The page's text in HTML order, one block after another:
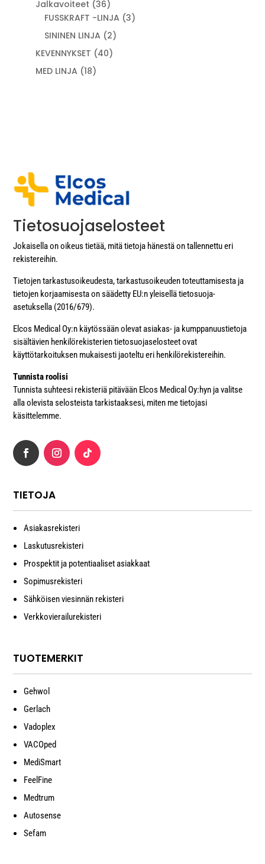
Jalkavoiteet 3636
tuotetta
FUSSKRAFT -LINJA 33
SININEN LINJA 22
tuotetta
KEVENNYKSET 4040
MED LINJA 1818
Tietosuojaselosteet
Jokaisella on oikeus tietää, mitä tietoja hänestä on tallennettu eri
rekistereihin.
Tietojen tarkastusoikeudesta, tarkastusoikeuden toteuttamisesta ja
tietojen korjaamisesta on säädetty EU:n yleisellä tietosuoja-
asetuksella (2016/679).
Elcos Medical Oy:n käytössään olevat asiakas- ja kumppanuustietoja
sisältävien henkilörekisterien tietosuojaselosteet ovat
käyttötarkoituksen mukaisesti jaoteltu eri henkilörekistereihin.
Tunnista roolisi
Tunnista suhteesi rekisteriä pitävään Elcos Medical Oy:hyn ja valitse
alla olevista selosteista tarkistaaksesi, miten me tietojasi
käsittelemme.
TIETOJA
Asiakasrekisteri
Laskutusrekisteri
Prospektit ja potentiaaliset asiakkaat
Sopimusrekisteri
Sähköisen viesinnän rekisteri
Verkkovierailurekisteri
TUOTEMERKIT
Gehwol
Gerlach
Vadoplex
VACOped
MediSmart
FeelFine
Medtrum
Autosense
Sefam